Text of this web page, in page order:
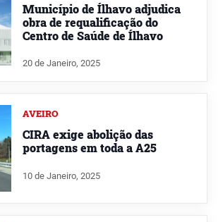
Município de Ílhavo adjudica
obra de requalificação do
Centro de Saúde de Ílhavo
20 de Janeiro, 2025
AVEIRO
CIRA exige abolição das
portagens em toda a A25
10 de Janeiro, 2025